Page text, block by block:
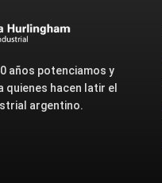
años potenciamos y
quienes hacen latir el
argentino.